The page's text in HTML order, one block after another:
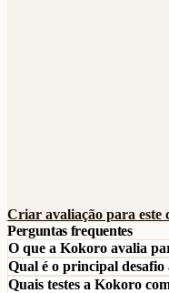
Criar avaliação para este
Perguntas frequentes
O que a Kokoro avalia
Qual é o principal
Quais testes a Kokoro